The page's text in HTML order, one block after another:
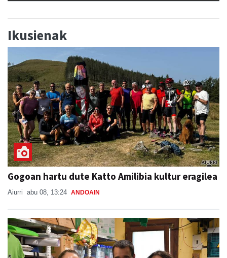
Ikusienak
Gogoan hartu dute Katto Amilibia kultur eragilea
Aiurri abu 08, 13:24 ANDOAIN